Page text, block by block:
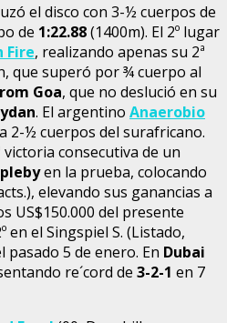
el disco con 3-½ cuerpos de
de 1:22.88(1400m). El 2º lugar
Fire, realizando apenas su 2ª
que superó por ¾ cuerpo al
Goa, que no deslució en su
. El argentino Anaerobio
2-½ cuerpos del surafricano.
victoria consecutiva de un
en la prueba, colocando
elevando sus ganancias a
US$150.000 del presente
el Singspiel S. (Listado,
pasado 5 de enero. En Dubai
re´cord de 3-2-1 en 7